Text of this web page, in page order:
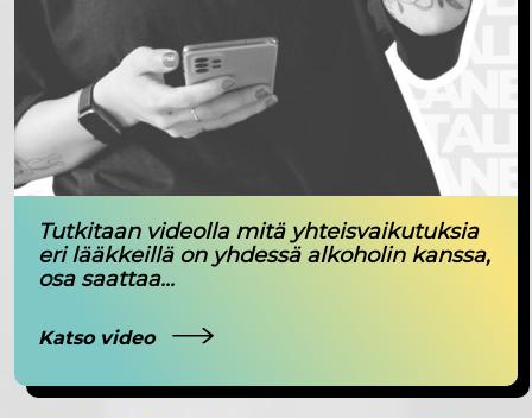
Tutkitaan videolla mitä yhteisvaikutuksia
eri lääkkeillä on yhdessä alkoholin kanssa,
osa saattaa...
Katso video